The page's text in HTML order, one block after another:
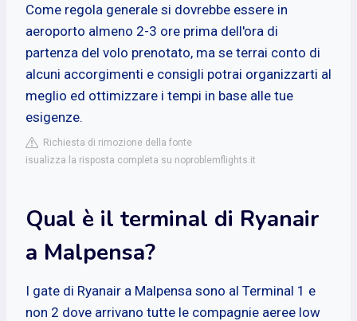
Come regola generale si dovrebbe essere in
aeroporto almeno 2-3 ore prima dell'ora di
partenza del volo prenotato, ma se terrai conto di
alcuni accorgimenti e consigli potrai organizzarti al
meglio ed ottimizzare i tempi in base alle tue
esigenze.
Richiesta di rimozione della fonte
isualizza la risposta completa su noproblemflights.it
Qual è il terminal di Ryanair
a Malpensa?
I gate di Ryanair a Malpensa sono al Terminal 1 e
non 2 dove arrivano tutte le compagnie aeree low